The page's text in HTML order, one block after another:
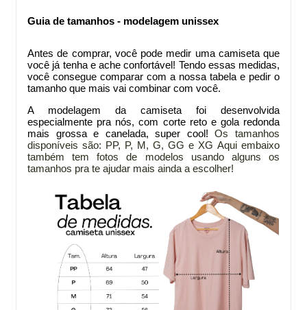
Guia de tamanhos - modelagem unissex
Antes de comprar, você pode medir uma camiseta que
você já tenha e ache confortável! Tendo essas medidas,
você consegue comparar com a nossa tabela e pedir o
tamanho que mais vai combinar com você.
A modelagem dacamiseta foi desenvolvida
especialmente pra nós, com corte reto e gola redonda
mais grossa e canelada, super cool!Os tamanhos
disponíveis são: PP, P, M, G, GG e XG Aqui embaixo
também tem fotos de modelos usando alguns os
tamanhos pra te ajudar mais ainda a escolher!